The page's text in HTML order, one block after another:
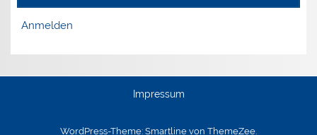
Anmelden
Impressum
WordPress-Theme: Smartline von ThemeZee.